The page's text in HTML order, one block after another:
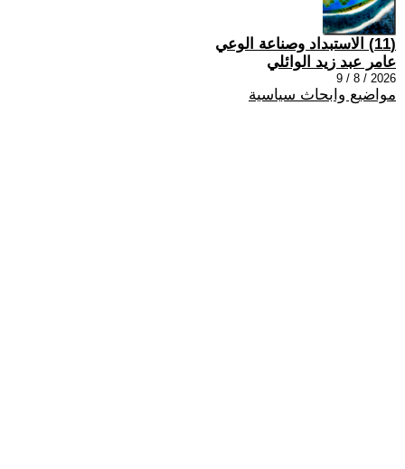
(11) الاستبداد وصناعة الوعي
عامر عبد زيد الوائلي
2026 / 8 / 9
مواضيع وابحاث سياسية